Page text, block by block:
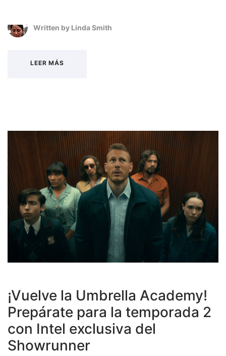
Written by Linda Smith
LEER MÁS
¡Vuelve la Umbrella Academy!
Prepárate para la temporada 2
con Intel exclusiva del
Showrunner